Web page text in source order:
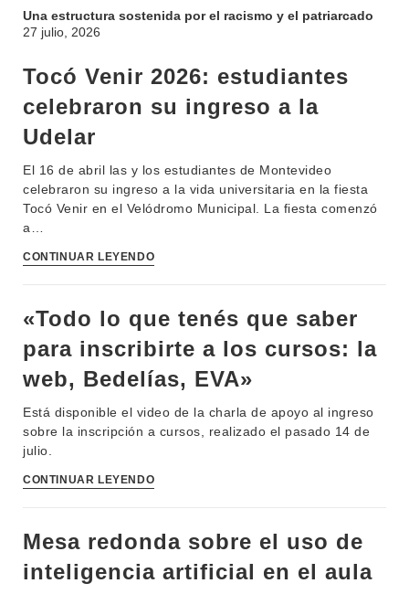
Una estructura sostenida por el racismo y el patriarcado
27 julio, 2026
Tocó Venir 2026: estudiantes
celebraron su ingreso a la
Udelar
El 16 de abril las y los estudiantes de Montevideo
celebraron su ingreso a la vida universitaria en la fiesta
Tocó Venir en el Velódromo Municipal. La fiesta comenzó
a…
CONTINUAR LEYENDO
«Todo lo que tenés que saber
para inscribirte a los cursos: la
web, Bedelías, EVA»
Está disponible el video de la charla de apoyo al ingreso
sobre la inscripción a cursos, realizado el pasado 14 de
julio.
CONTINUAR LEYENDO
Mesa redonda sobre el uso de
inteligencia artificial en el aula